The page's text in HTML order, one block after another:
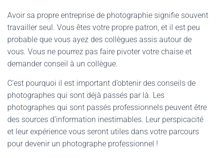
Avoir sa propre entreprise de photographie signifie souvent
travailler seul. Vous êtes votre propre patron, et il est peu
probable que vous ayez des collègues assis autour de
vous. Vous ne pourrez pas faire pivoter votre chaise et
demander conseil à un collègue.
C’est pourquoi il est important d’obtenir des conseils de
photographes qui sont déjà passés par là. Les
photographes qui sont passés professionnels peuvent être
des sources d’information inestimables. Leur perspicacité
et leur expérience vous seront utiles dans votre parcours
pour devenir un photographe professionnel !